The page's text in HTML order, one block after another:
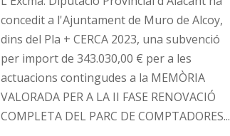
concedit a l'Ajuntament de Muro de Alcoy,
dins del Pla + CERCA 2023, una subvenció
per import de 343.030,00 € per a les
actuacions contingudes a la MEMÒRIA
VALORADA PER A LA II FASE RENOVACIÓ
COMPLETA DEL PARC DE COMPTADORES...